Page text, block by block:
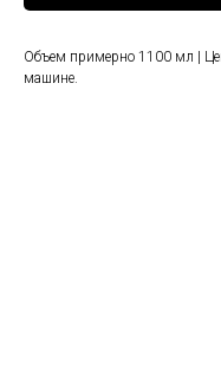
Объем примерно 1100 мл |
машине.